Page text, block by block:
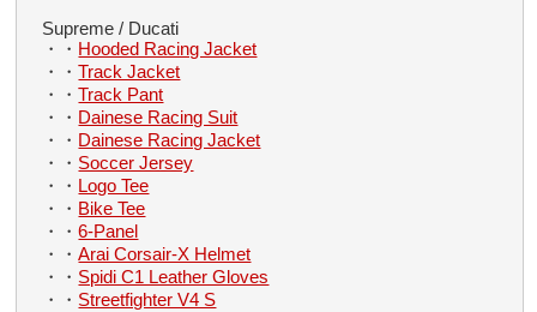
Supreme / Ducati
・・ Hooded Racing Jacket
・・Track Jacket
・・Track Pant
・・ Dainese Racing Suit
・・ Dainese Racing Jacket
・・ Soccer Jersey
・・ Logo Tee
・・ Bike Tee
・・6-Panel
・・Arai Corsair-X Helmet
・・ Spidi C1 Leather Gloves
・・ Streetfighter V4 S